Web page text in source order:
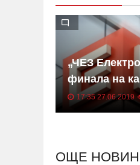
„ЧЕЗ
финала на
подарък“
17:35 27.06.2019
ОЩЕ